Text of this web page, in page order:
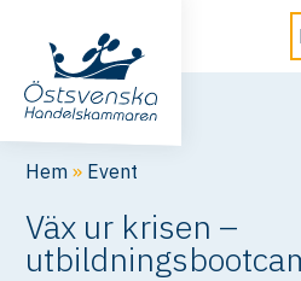
Hem » Event
Väx ur krisen –